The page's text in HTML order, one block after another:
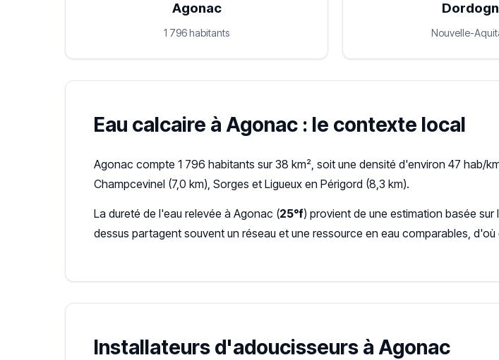
Agonac
1 796 habitants Nouvelle-
Eau calcaire à Agonac : le contexte local
Agonac compte 1 796 habitants sur 38 km², soit une densité d'environ 47 hab/
Champcevinel (7,0 km), Sorges et Ligueux en Périgord (8,3 km).
La dureté de l'eau relevée à Agonac (25°f) provient de une estimation basée
dessus partagent souvent un réseau et une ressource en eau comparables,
Installateurs d'adoucisseurs à Agonac